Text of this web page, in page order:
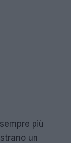
più
un